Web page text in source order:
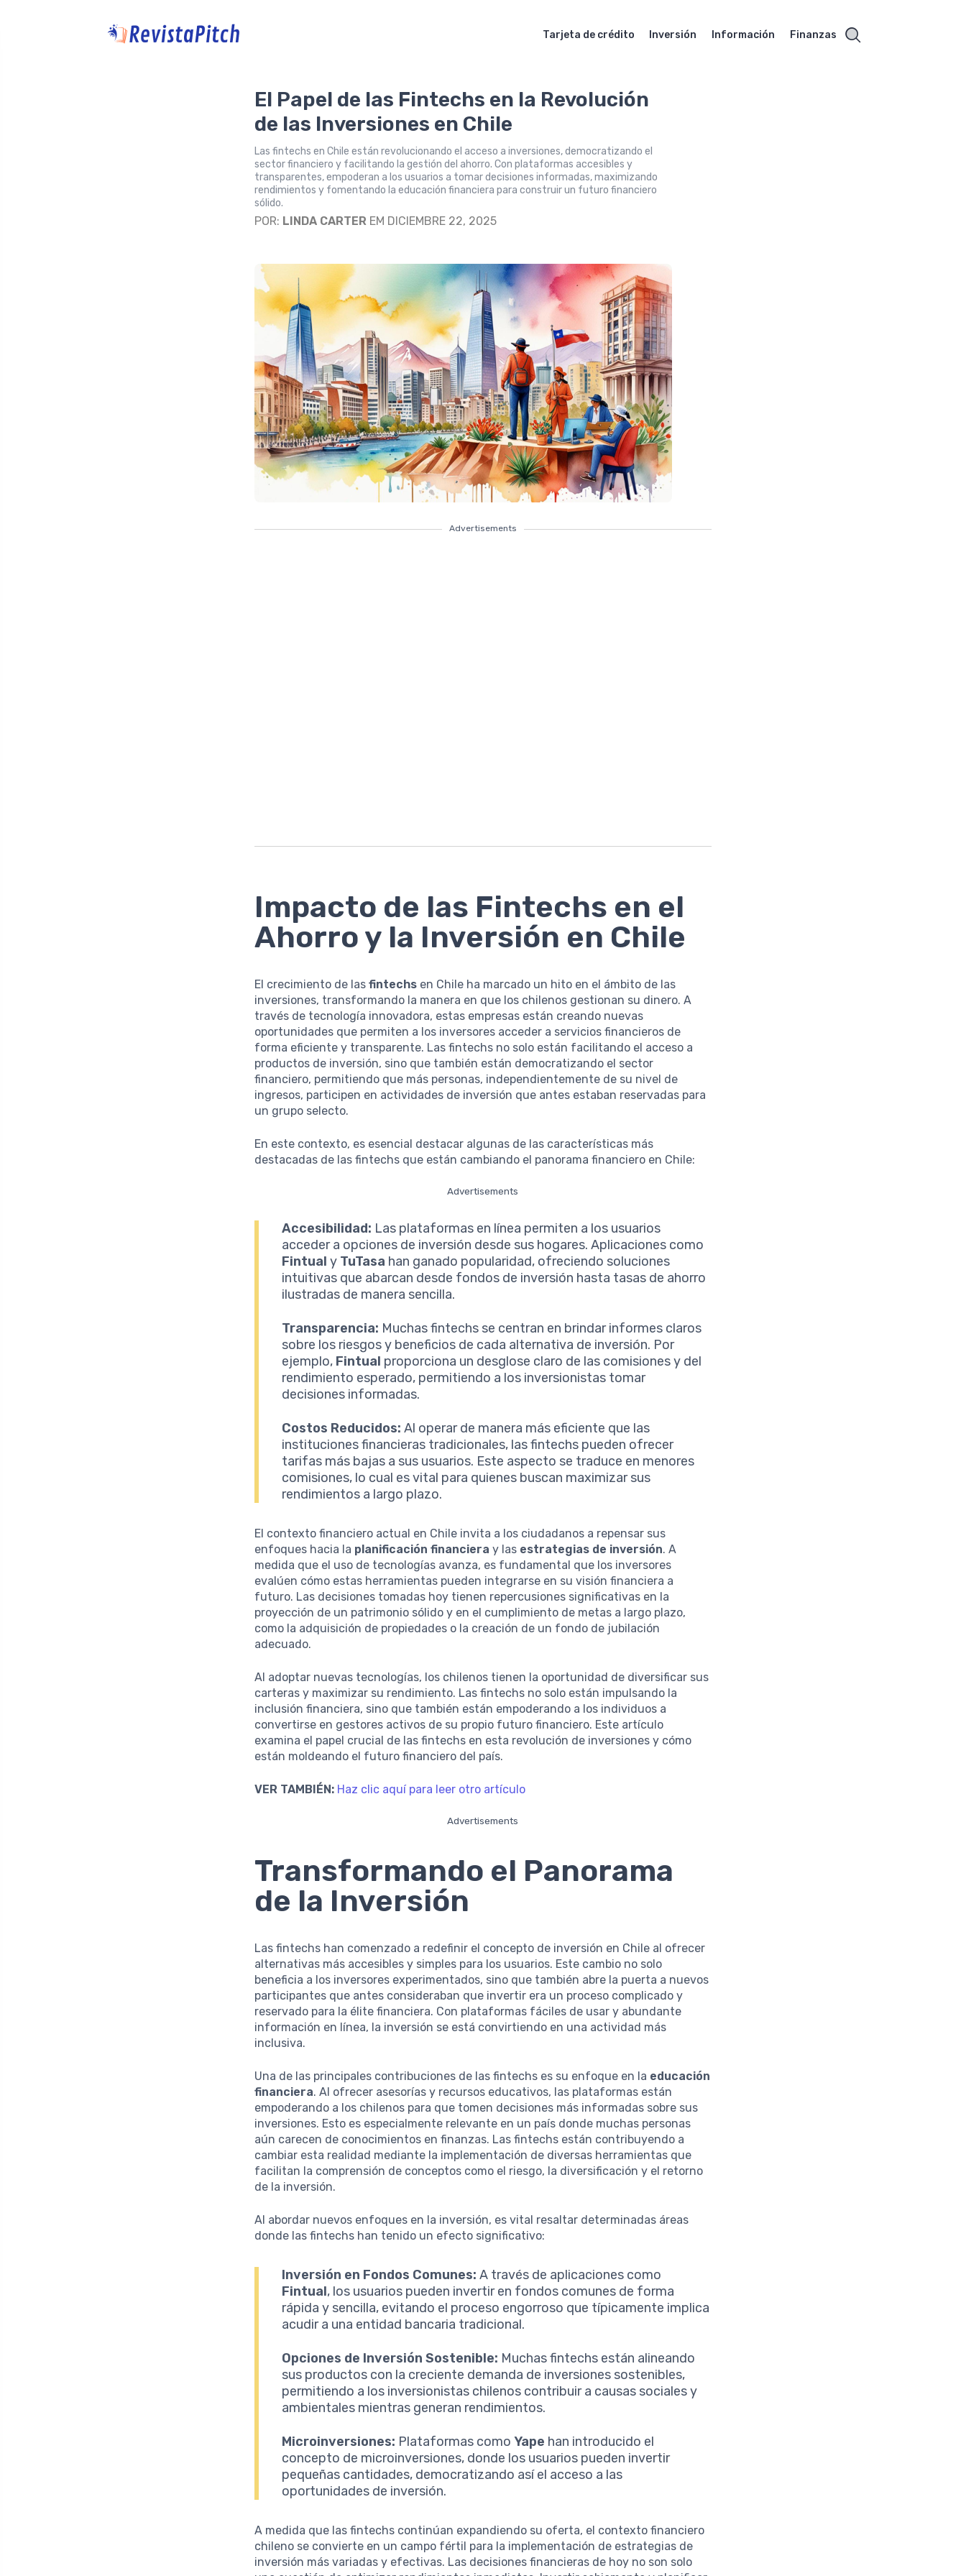
Tarjeta de crédito Inversión Información Finanzas
El Papel de las Fintechs en la Revolución
de las Inversiones en Chile
Las fintechs en Chile están revolucionando el acceso a inversiones, democratizando el
sector financiero y facilitando la gestión del ahorro. Con plataformas accesibles y
transparentes, empoderan a los usuarios a tomar decisiones informadas, maximizando
rendimientos y fomentando la educación financiera para construir un futuro financiero
sólido.
POR: LINDA CARTER EM DICIEMBRE 22, 2025
Advertisements
Impacto de las Fintechs en el
Ahorro y la Inversión en Chile
El crecimiento de lasfintechs en Chile ha marcado un hito en el ámbito de las
inversiones, transformando la manera en que los chilenos gestionan su dinero. A
través de tecnología innovadora, estas empresas están creando nuevas
oportunidades que permiten a los inversores acceder a servicios financieros de
forma eficiente y transparente. Las fintechs no solo están facilitando el acceso a
productos de inversión, sino que también están democratizando el sector
financiero, permitiendo que más personas, independientemente de su nivel de
ingresos, participen en actividades de inversión que antes estaban reservadas para
un grupo selecto.
En este contexto, es esencial destacar algunas de las características más
destacadas de las fintechs que están cambiando el panorama financiero en Chile:
Advertisements
Accesibilidad: Las plataformas en línea permiten a los usuarios
acceder a opciones de inversión desde sus hogares. Aplicaciones como
Fintual y TuTasa han ganado popularidad, ofreciendo soluciones
intuitivas que abarcan desde fondos de inversión hasta tasas de ahorro
ilustradas de manera sencilla.
Transparencia: Muchas fintechs se centran en brindar informes claros
sobre los riesgos y beneficios de cada alternativa de inversión. Por
ejemplo, Fintual proporciona un desglose claro de las comisiones y del
rendimiento esperado, permitiendo a los inversionistas tomar
decisiones informadas.
Costos Reducidos: Al operar de manera más eficiente que las
instituciones financieras tradicionales, las fintechs pueden ofrecer
tarifas más bajas a sus usuarios. Este aspecto se traduce en menores
comisiones, lo cual es vital para quienes buscan maximizar sus
rendimientos a largo plazo.
El contexto financiero actual en Chile invita a los ciudadanos a repensar sus
enfoques hacia la planificación financiera y las estrategias de inversión. A
medida que el uso de tecnologías avanza, es fundamental que los inversores
evalúen cómo estas herramientas pueden integrarse en su visión financiera a
futuro. Las decisiones tomadas hoy tienen repercusiones significativas en la
proyección de un patrimonio sólido y en el cumplimiento de metas a largo plazo,
como la adquisición de propiedades o la creación de un fondo de jubilación
adecuado.
Al adoptar nuevas tecnologías, los chilenos tienen la oportunidad de diversificar sus
carteras y maximizar su rendimiento. Las fintechs no solo están impulsando la
inclusión financiera, sino que también están empoderando a los individuos a
convertirse en gestores activos de su propio futuro financiero. Este artículo
examina el papel crucial de las fintechs en esta revolución de inversiones y cómo
están moldeando el futuro financiero del país.
VER TAMBIÉN: Haz clic aquí para leer otro artículo
Advertisements
Transformando el Panorama
de la Inversión
Las fintechs han comenzado a redefinir el concepto de inversión en Chile al ofrecer
alternativas más accesibles y simples para los usuarios. Este cambio no solo
beneficia a los inversores experimentados, sino que también abre la puerta a nuevos
participantes que antes consideraban que invertir era un proceso complicado y
reservado para la élite financiera. Con plataformas fáciles de usar y abundante
información en línea, la inversión se está convirtiendo en una actividad más
inclusiva.
Una de las principales contribuciones de las fintechs es su enfoque en la educación
financiera. Al ofrecer asesorías y recursos educativos, las plataformas están
empoderando a los chilenos para que tomen decisiones más informadas sobre sus
inversiones. Esto es especialmente relevante en un país donde muchas personas
aún carecen de conocimientos en finanzas. Las fintechs están contribuyendo a
cambiar esta realidad mediante la implementación de diversas herramientas que
facilitan la comprensión de conceptos como el riesgo, la diversificación y el retorno
de la inversión.
Al abordar nuevos enfoques en la inversión, es vital resaltar determinadas áreas
donde las fintechs han tenido un efecto significativo:
Inversión en Fondos Comunes: A través de aplicaciones como
Fintual, los usuarios pueden invertir en fondos comunes de forma
rápida y sencilla, evitando el proceso engorroso que típicamente implica
acudir a una entidad bancaria tradicional.
Opciones de Inversión Sostenible: Muchas fintechs están alineando
sus productos con la creciente demanda de inversiones sostenibles,
permitiendo a los inversionistas chilenos contribuir a causas sociales y
ambientales mientras generan rendimientos.
Microinversiones: Plataformas comoYape han introducido el
concepto de microinversiones, donde los usuarios pueden invertir
pequeñas cantidades, democratizando así el acceso a las
oportunidades de inversión.
A medida que las fintechs continúan expandiendo su oferta, el contexto financiero
chileno se convierte en un campo fértil para la implementación de estrategias de
inversión más variadas y efectivas. Las decisiones financieras de hoy no son solo